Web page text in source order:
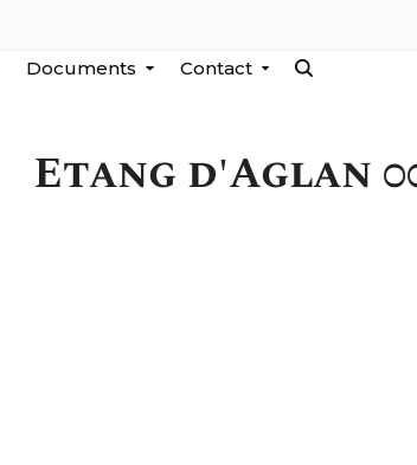
Documents Contact
Etang d'Aglan